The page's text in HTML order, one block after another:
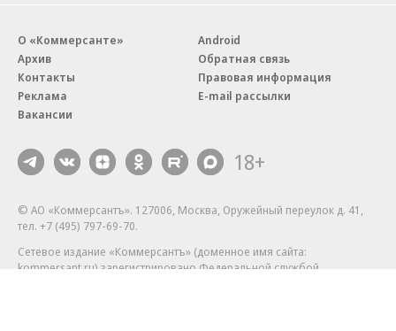
О «Коммерсанте»
Архив
Контакты
Реклама
Вакансии
Android
Обратная связь
Правовая информация
E-mail рассылки
18+
© АО «Коммерсантъ». 127006, Москва, Оружейный переулок д. 41,
тел. +7 (495) 797-69-70.
Сетевое издание «Коммерсантъ» (доменное имя сайта:
kommersant.ru) зарегистрировано Федеральной службой